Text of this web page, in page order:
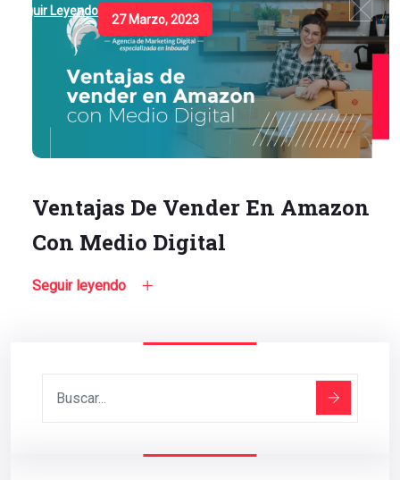
Seguir Leyendo
27 Marzo, 2023
Ventajas De Vender En Amazon
Con Medio Digital
Seguir leyendo